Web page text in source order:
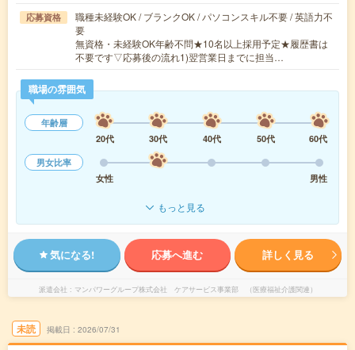
応募資格
職種未経験OK / ブランクOK / パソコンスキル不要 / 英語力不
要
無資格・未経験OK年齢不問★10名以上採用予定★履歴書は
不要です▽応募後の流れ1)翌営業日までに担当…
職場の雰囲気
年齢層
20代
30代 40代 50代
60代
男女比率
女性
男性
もっと見る
気になる! 応募へ進む 詳しく見る
派遣会社 マンパワーグループ株式会社 ケアサービス事業部 （医療福祉介護関連）
未読 掲載日 2026/07/31